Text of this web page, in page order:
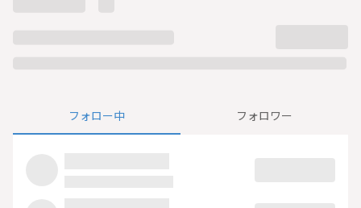
フォロー中 フォロワー